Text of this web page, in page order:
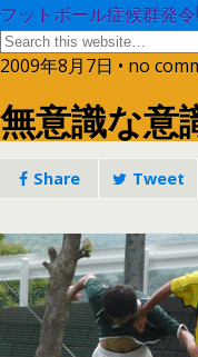
フットボール症候群発令
2009年8月7日 • no
無意識な意
Share Tweet